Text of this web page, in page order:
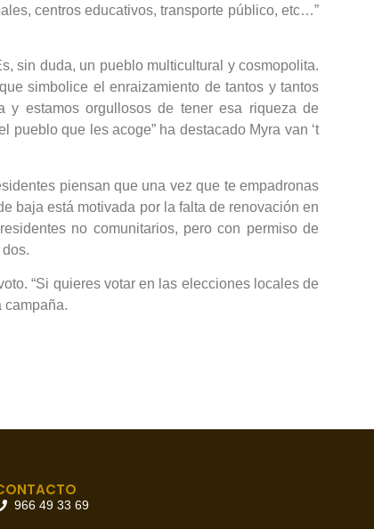
centros educativos, transporte público, etc…”
sin duda, un pueblo multicultural y cosmopolita.
simbolice el enraizamiento de tantos y tantos
estamos orgullosos de tener esa riqueza de
que les acoge” ha destacado Myra van ‘t
piensan que una vez que te empadronas
baja está motivada por la falta de renovación en
no comunitarios, pero con permiso de
“Si quieres votar en las elecciones locales de
campaña.
966 49 33 69